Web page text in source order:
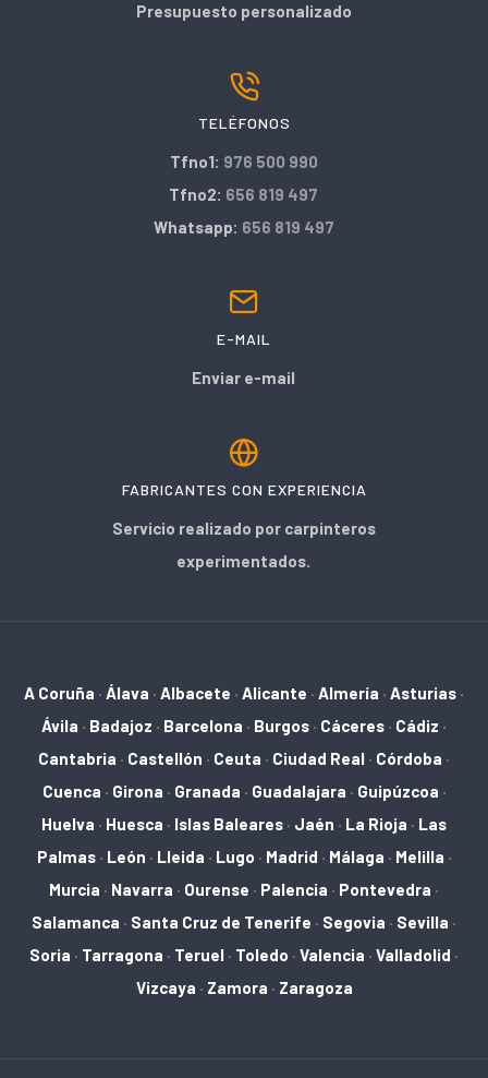
Presupuesto personalizado
TELÉFONOS
Tfno1: 976 500 990
Tfno2: 656 819 497
Whatsapp: 656 819 497
E-MAIL
Enviar e-mail
FABRICANTES CON EXPERIENCIA
Servicio realizado por carpinteros
experimentados.
A Coruña · Álava · Albacete · Alicante · Almería · Asturias ·
Ávila · Badajoz · Barcelona · Burgos · Cáceres · Cádiz ·
Cantabria · Castellón · Ceuta · Ciudad Real · Córdoba ·
Cuenca · Girona · Granada · Guadalajara · Guipúzcoa ·
Huelva · Huesca · Islas Baleares · Jaén · La Rioja · Las
Palmas· León · Lleida · Lugo · Madrid · Málaga · Melilla ·
Murcia · Navarra · Ourense · Palencia · Pontevedra ·
Salamanca · Santa Cruz de Tenerife · Segovia · Sevilla ·
Soria · Tarragona · Teruel · Toledo · Valencia · Valladolid ·
Vizcaya · Zamora · Zaragoza